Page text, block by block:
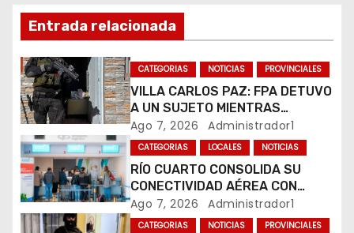
ó
n
d
e
e
n
t
Entrada relacionada
CATEGORIAS NOTICIAS PROVINCIALES
VILLA CARLOS PAZ: FPA DETUVO
A UN SUJETO MIENTRAS
COMERCIALIZABA COCAÍNA Y
MARIHUANA EN UNA PLAZA
Ago 7, 2026 Administrador1
CATEGORIAS LOCALES NOTICIAS
RÍO CUARTO CONSOLIDA SU
CONECTIVIDAD AÉREA CON
CUATRO VUELOS SEMANALES A
BUENOS AIRES
Ago 7, 2026 Administrador1
CATEGORIAS NOTICIAS PROVINCIALES